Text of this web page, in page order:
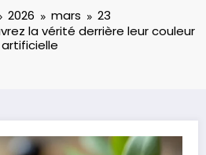
2026 mars
23
la vérité derrière leur couleur
artificielle